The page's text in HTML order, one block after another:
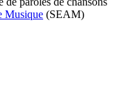
Musique (SEAM)